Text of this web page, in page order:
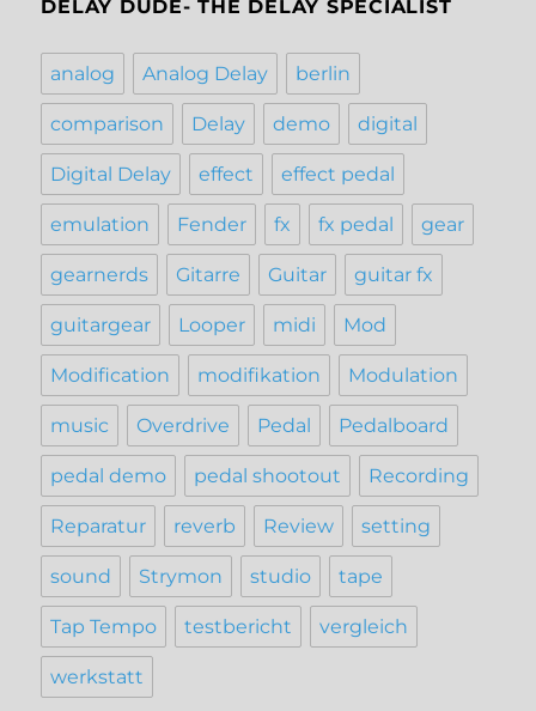
DELAY DUDE- THE DELAY SPECIALIST
analog Analog Delay berlin
comparison Delay demo digital
Digital Delay effect effect pedal
emulation Fender fx fx pedal gear
gearnerds Gitarre Guitar guitar fx
guitargear Looper midi Mod
Modification modifikation Modulation
music Overdrive Pedal Pedalboard
pedal demo pedal shootout Recording
Reparatur reverb Review setting
sound Strymon studio tape
Tap Tempo testbericht vergleich
werkstatt